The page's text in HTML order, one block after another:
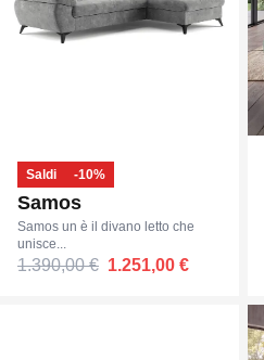
Saldi -10%
Samos
Samos un è il divano letto che
unisce...
1.390,00 € 1.251,00 €